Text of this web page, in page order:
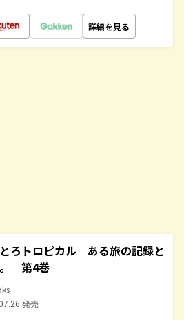
詳細を見る
ろトロピカル ある旅の記録と
第4巻
発売